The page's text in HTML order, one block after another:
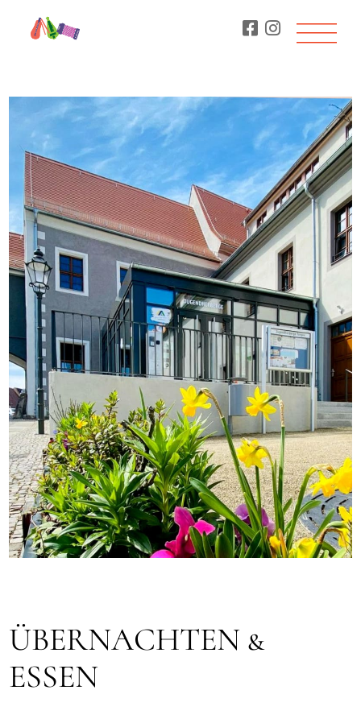
ÜBERNACHTEN &
ESSEN